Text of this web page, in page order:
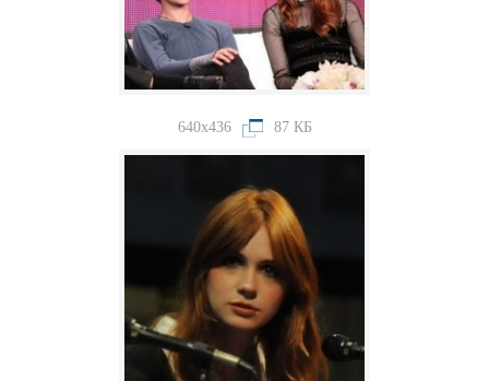
640x436 87 КБ